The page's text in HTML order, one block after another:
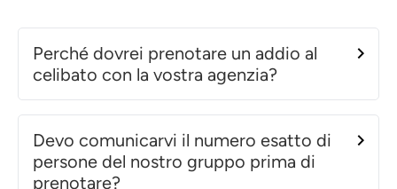
Perché dovrei prenotare un addio al
celibato con la vostra agenzia?
Devo comunicarvi il numero esatto di
persone del nostro gruppo prima di
prenotare?